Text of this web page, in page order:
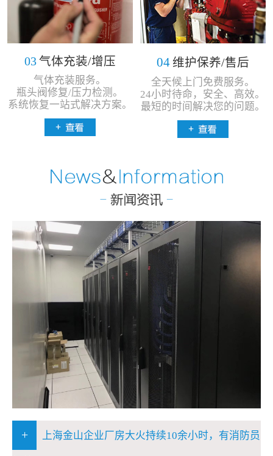
03 气体充装/增压
气体充装服务。
瓶头阀修复/压力检测。
系统恢复一站式解决方案。
04 维护保养/售后
全天候上门免费服务。
24小时待命，安全、高效。
最短的时间解决您的问题。
+ 上海金山企业厂房大火持续10余小时，有消防员